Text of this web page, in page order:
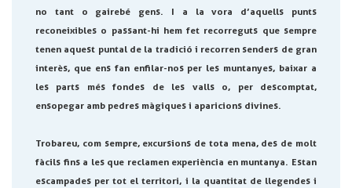
no tant o gairebé gens. I a la vora d’aquells punts
reconeixibles o passant-hi hem fet recorreguts que sempre
tenen aquest puntal de la tradició i recorren senders de gran
interès, que ens fan enfilar-nos per les muntanyes, baixar a
les parts més fondes de les valls o, per descomptat,
ensopegar amb pedres màgiques i aparicions divines.
Trobareu, com sempre, excursions de tota mena, des de molt
fàcils fins a les que reclamen experiència en muntanya. Estan
escampades per tot el territori, i la quantitat de llegendes i